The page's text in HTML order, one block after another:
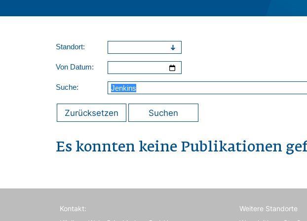
Standort:
Von Datum:
Suche:
Zurücksetzen Suchen
Es konnten keine Publikationen
Kontakt:
Weitere Standorte